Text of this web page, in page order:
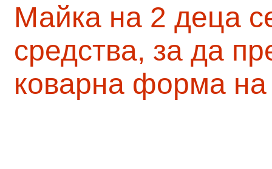
Майка на 2 деца
средства, за да
коварна форма на